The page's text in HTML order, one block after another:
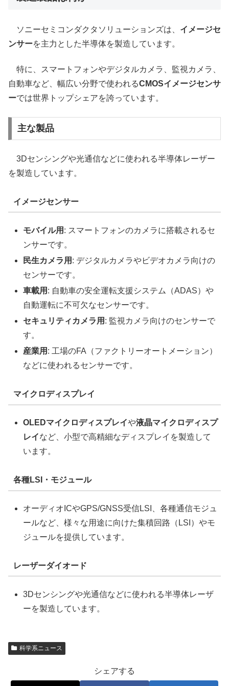
ソニーセミコンダクタソリューションズは、 イメージセ
ンサーを主力とした半導体を製造しています。
特に、スマートフォンやデジタルカメラ、監視カメラ、
自動車など、幅広い分野で使われるCMOSイメージセンサ
ーでは世界トップシェアを誇っています。
主な製品
3Dセンシングや光通信などに使われる半導体レーザー
を製造しています。
イメージセンサー
モバイル用 : スマートフォンのカメラに搭載されるセ
ンサーです。
民生カメラ用 : デジタルカメラやビデオカメラ向けの
センサーです。
車載用 : 自動車の安全運転支援システム（ADAS）や
自動運転に不可欠なセンサーです。
セキュリティカメラ用 : 監視カメラ向けのセンサーで
す。
産業用 : 工場のFA（ファクトリーオートメーション）
などに使われるセンサーです。
マイクロディスプレイ
OLEDマイクロディスプレイや液晶マイクロディスプ
レイなど、小型で高精細なディスプレイを製造して
います。
各種LSI・モジュール
オーディオICやGPS/GNSS受信LSI、各種通信モジュ
ールなど、様々な用途に向けた集積回路（LSI）やモ
ジュールを提供しています。
レーザーダイオード
3Dセンシングや光通信などに使われる半導体レーザ
ーを製造しています。
科学系ニュース
シェアする